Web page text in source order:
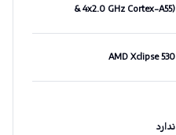
& 4x2.0 GHz Cortex-A55)
AMD Xclipse 530
ندارد